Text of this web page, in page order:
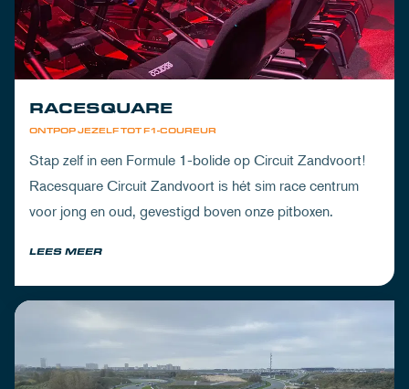
ONTPOP JEZELF TOT F1-COUREUR
RACESQUARE
Stap zelf in een Formule 1-bolide op Circuit Zandvoort!
Racesquare Circuit Zandvoort is hét sim race centrum
voor jong en oud, gevestigd boven onze pitboxen.
LEES MEER